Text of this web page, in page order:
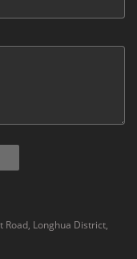
Road, Longhua District,